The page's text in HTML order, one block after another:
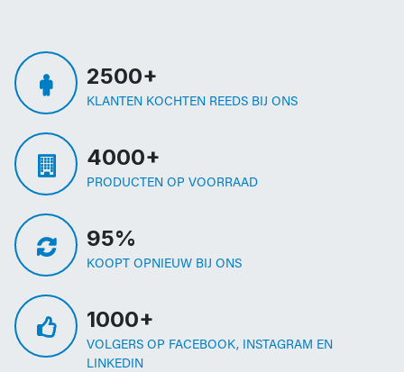
2500+
KLANTEN KOCHTEN REEDS BIJ ONS
4000+
PRODUCTEN OP VOORRAAD
95%
KOOPT OPNIEUW BIJ ONS
1000+
VOLGERS OP FACEBOOK, INSTAGRAM EN
LINKEDIN